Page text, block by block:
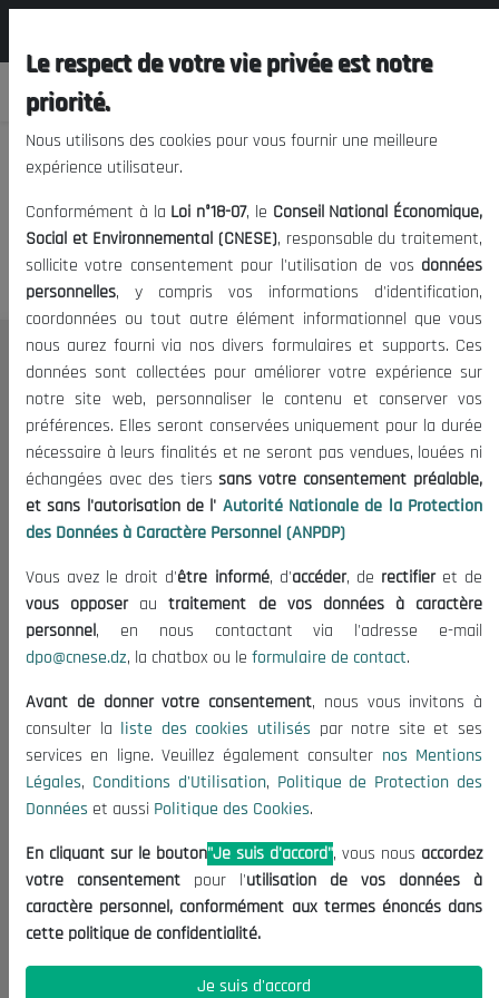
We apologize, but you cannot
access this content.
THE NESEC
About
The President
Organisation
Publications
Calls for Tenders and Consultations
Legal Notices
Terms of Use
Data Protection Policy
Cookie Policy
Contact US
(+213) 021 98 01 00|01|02
contact@cnese.dz
Suggestions or Initiatives?
Newsletter
Inscrivez-vous, soyez le premier à découvrir nos
Le respect de votre vie privée est notre
priorité.
Nous utilisons des cookies pour vous fournir une meilleure
expérience utilisateur.
Conformément à la Loi n°18-07, le Conseil National Économique,
Social et Environnemental (CNESE), responsable du traitement,
sollicite votre consentement pour l'utilisation de vos données
personnelles, y compris vos informations d'identification,
coordonnées ou tout autre élément informationnel que vous
nous aurez fourni via nos divers formulaires et supports. Ces
données sont collectées pour améliorer votre expérience sur
notre site web, personnaliser le contenu et conserver vos
préférences. Elles seront conservées uniquement pour la durée
nécessaire à leurs finalités et ne seront pas vendues, louées ni
échangées avec des tierssans votre consentement préalable,
et sans l'autorisation de l' Autorité Nationale de la Protection
des Données à Caractère Personnel (ANPDP)
Vous avez le droit d'être informé, d'accéder, de rectifieret de
vous opposerautraitement de vos données à caractère
personnel, en nous contactant via l'adresse e-mail
dpo@cnese.dz, la chatbox ou le formulaire de contact.
Avant de donner votre consentement, nous vous invitons à
consulter la liste des cookies utilisés par notre site et ses
services en ligne. Veuillez également consulter nos Mentions
Légales, Conditions d'Utilisation, Politique de Protection des
Données et aussi Politique des Cookies.
En cliquant sur le bouton"Je suis d'accord", vous nous accordez
votre consentement pour l'utilisation de vos données à
caractère personnel, conformément aux termes énoncés dans
cette politique de confidentialité.
Je suis d'accord